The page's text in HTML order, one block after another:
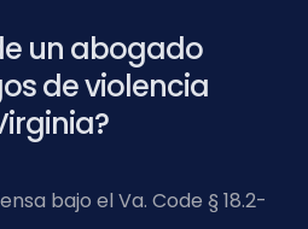
un abogado
de violencia
bajo el Va. Code § 18.2-